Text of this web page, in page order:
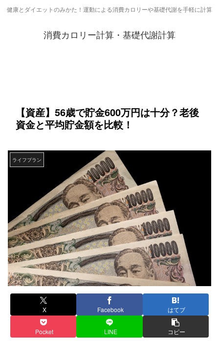
健康とダイエットのみかた！運動による消費カロリーや基礎代謝を手軽に計算
消費カロリー計算・基礎代謝計算
【資産】56歳で貯金600万円は十分？老後
資金と平均貯金額を比較！
ライフプラン
X Facebook はてブ
Pocket LINE コピー